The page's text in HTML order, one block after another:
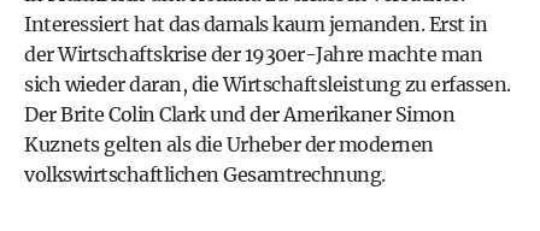
Interessiert hat das damals kaum jemanden. Erst in
der Wirtschaftskrise der 1930er-Jahre machte man
sich wieder daran, die Wirtschaftsleistung zu erfassen.
Der Brite Colin Clark und der Amerikaner Simon
Kuznets gelten als die Urheber der modernen
volkswirtschaftlichen Gesamtrechnung.